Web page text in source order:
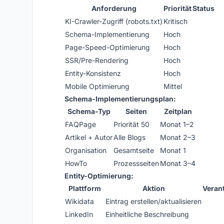
Anforderung
PrioritätStatus
KI-Crawler-Zugriff (robots.txt) Kritisch
Schema-Implementierung
Hoch
Page-Speed-Optimierung
Hoch
SSR/Pre-Rendering
Hoch
Entity-Konsistenz
Hoch
Mobile Optimierung
Mittel
Schema-Implementierungsplan:
Schema-Typ
Seiten
Zeitplan
FAQPage
Priorität 50
Monat 1–2
Artikel + AutorAlle Blogs
Monat 2–3
Organisation
Gesamtseite
Monat 1
HowTo
ProzessseitenMonat 3–4
Entity-Optimierung:
Plattform
Aktion
Wikidata
Eintrag erstellen/aktualisieren
LinkedIn
Einheitliche Beschreibung